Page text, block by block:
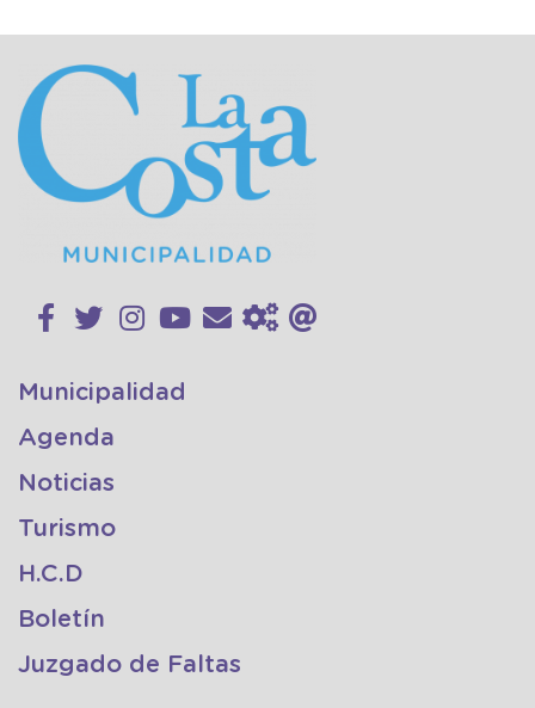
Municipalidad
Agenda
Noticias
Turismo
H.C.D
Boletín
Juzgado de Faltas